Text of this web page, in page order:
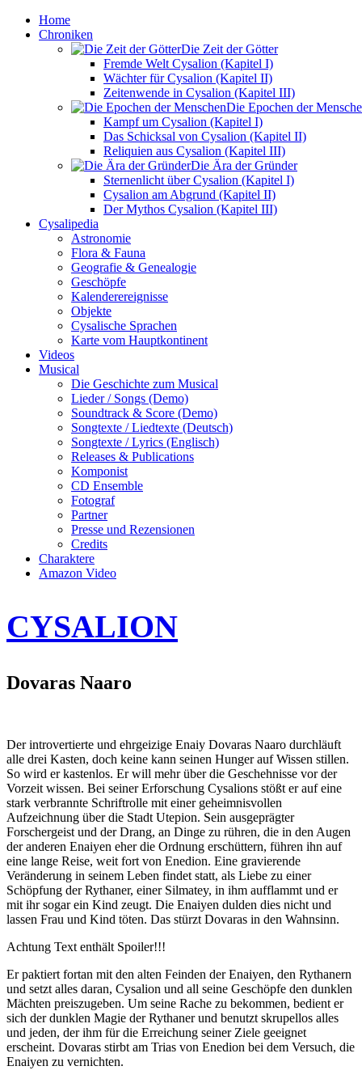
Home
Chroniken
Die Zeit der Götter
Fremde Welt Cysalion (Kapitel I)
Wächter für Cysalion (Kapitel II)
Zeitenwende in Cysalion (Kapitel III)
Die Epochen der
Kampf um Cysalion (Kapitel I)
Das Schicksal von Cysalion (Kapitel II)
Reliquien aus Cysalion (Kapitel III)
Die Ära der Gründer
Sternenlicht über Cysalion (Kapitel I)
Cysalion am Abgrund (Kapitel II)
Der Mythos Cysalion (Kapitel III)
Cysalipedia
Astronomie
Flora & Fauna
Geografie & Genealogie
Geschöpfe
Kalenderereignisse
Objekte
Cysalische Sprachen
Karte vom Hauptkontinent
Videos
Musical
Die Geschichte zum Musical
Lieder / Songs (Demo)
Soundtrack & Score (Demo)
Songtexte / Liedtexte (Deutsch)
Songtexte / Lyrics (Englisch)
Releases & Publications
Komponist
CD Ensemble
Fotograf
Partner
Presse und Rezensionen
Credits
Charaktere
Amazon Video
CYSALION
Dovaras Naaro
Der introvertierte und ehrgeizige Enaiy Dovaras Naaro durchläuft
alle drei Kasten, doch keine kann seinen Hunger auf Wissen stillen.
So wird er kastenlos. Er will mehr über die Geschehnisse vor der
Vorzeit wissen. Bei seiner Erforschung Cysalions stößt er auf eine
stark verbrannte Schriftrolle mit einer geheimnisvollen
Aufzeichnung über die Stadt Utepion. Sein ausgeprägter
Forschergeist und der Drang, an Dinge zu rühren, die in den Augen
der anderen Enaiyen eher die Ordnung erschüttern, führen ihn auf
eine lange Reise, weit fort von Enedion. Eine gravierende
Veränderung in seinem Leben findet statt, als Liebe zu einer
Schöpfung der Rythaner, einer Silmatey, in ihm aufflammt und er
mit ihr sogar ein Kind zeugt. Die Enaiyen dulden dies nicht und
lassen Frau und Kind töten. Das stürzt Dovaras in den Wahnsinn.
Achtung Text enthält Spoiler!!!
Er paktiert fortan mit den alten Feinden der Enaiyen, den Rythanern
und setzt alles daran, Cysalion und all seine Geschöpfe den dunklen
Mächten preiszugeben. Um seine Rache zu bekommen, bedient er
sich der dunklen Magie der Rythaner und benutzt skrupellos alles
und jeden, der ihm für die Erreichung seiner Ziele geeignet
erscheint. Dovaras stirbt am Trias von Enedion bei dem Versuch, die
Enaiyen zu vernichten.